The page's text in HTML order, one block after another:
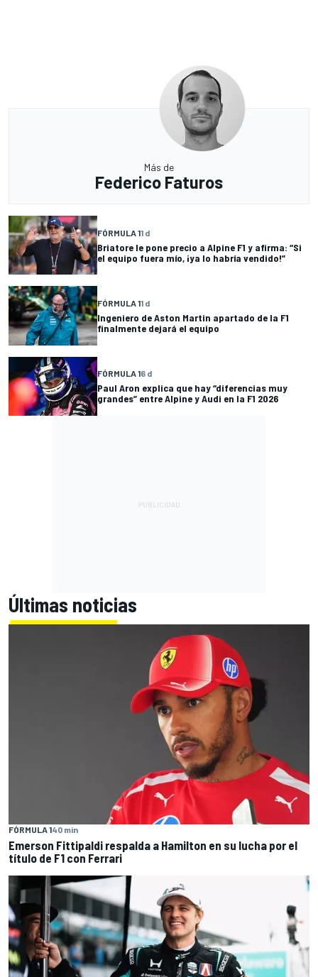
Más de
Federico Faturos
FÓRMULA 11 d
Briatore le pone precio a Alpine F1 y afirma: “Si
el equipo fuera mío, ¡ya lo habría vendido!”
FÓRMULA 11 d
Ingeniero de Aston Martin apartado de la F1
finalmente dejará el equipo
FÓRMULA 16 d
Paul Aron explica que hay “diferencias muy
grandes” entre Alpine y Audi en la F1 2026
Últimas noticias
FÓRMULA 140 min
Emerson Fittipaldi respalda a Hamilton en su lucha por el
título de F1 con Ferrari